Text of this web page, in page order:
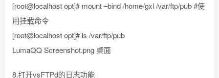
[root@localhost opt]# mount –bind /home/gxl /var/ftp/pub #使
用挂载命令
[root@localhost opt]# ls /var/ftp/pub
LumaQQ Screenshot.png 桌面
8.打开vsFTPd的日志功能